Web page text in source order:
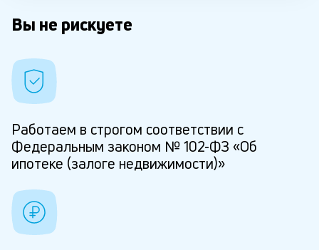
Вы не рискуете
Работаем в строгом соответствии с
Федеральным законом № 102-ФЗ «Об
ипотеке (залоге недвижимости)»